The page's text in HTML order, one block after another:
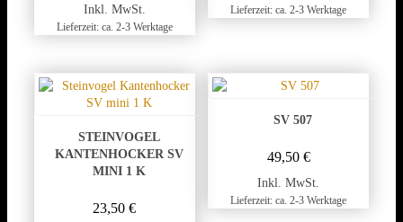
Inkl. MwSt.
Lieferzeit: ca. 2-3 Werktage
Lieferzeit: ca. 2-3 Werktage
STEINVOGEL
KANTENHOCKER SV
MINI 1 K
23,50€
SV 507
49,50 €
Inkl. MwSt.
Lieferzeit: ca. 2-3 Werktage